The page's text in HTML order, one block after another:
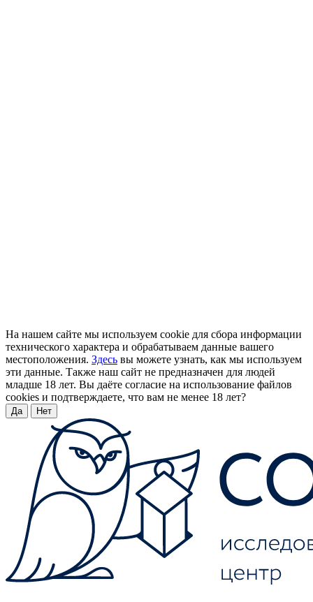
На нашем сайте мы используем cookie для сбора информации
технического характера и обрабатываем данные вашего
местоположения. Здесь вы можете узнать, как мы используем
эти данные. Также наш сайт не предназначен для людей
младше 18 лет. Вы даёте согласие на использование файлов
cookies и подтверждаете, что вам не менее 18 лет?
Да Нет